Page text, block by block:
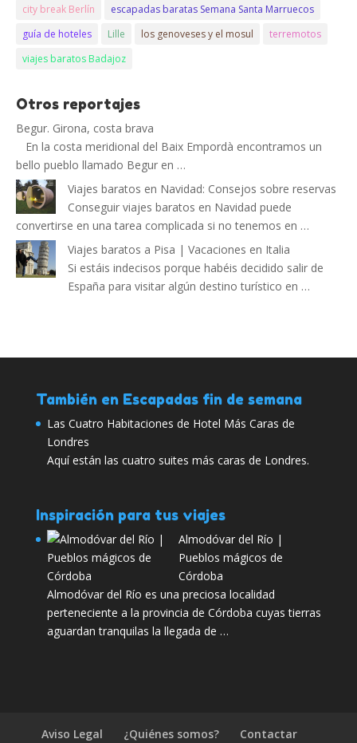
city break Berlín
escapadas baratas Semana Santa Marruecos
guía de hoteles
Lille los genoveses y el mosul
terremotos
viajes baratos Badajoz
Otros reportajes
Begur. Girona, costa brava
En la costa meridional del Baix Empordà encontramos un
bello pueblo llamado Begur en …
Viajes baratos en Navidad: Consejos sobre reservas
Conseguir viajes baratos en Navidad puede
convertirse en una tarea complicada si no tenemos en …
Viajes baratos a Pisa | Vacaciones en Italia
Si estáis indecisos porque habéis decidido salir de
España para visitar algún destino turístico en …
También en Escapadas fin de semana
Las Cuatro Habitaciones de Hotel Más Caras de
Londres
Aquí están las cuatro suites más caras de Londres.
Inspiración para tus viajes
Almodóvar del Río |
Pueblos mágicos de
Córdoba
Almodóvar del Río es una preciosa localidad
perteneciente a la provincia de Córdoba cuyas tierras
aguardan tranquilas la llegada de …
Aviso Legal ¿Quiénes somos? Contactar